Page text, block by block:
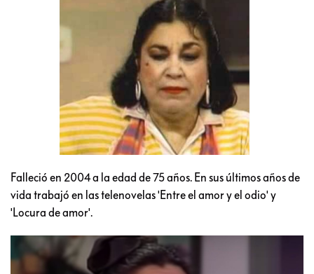
Falleció en 2004 a la edad de 75 años. En sus últimos años de
vida trabajó en las telenovelas 'Entre el amor y el odio' y
'Locura de amor'.